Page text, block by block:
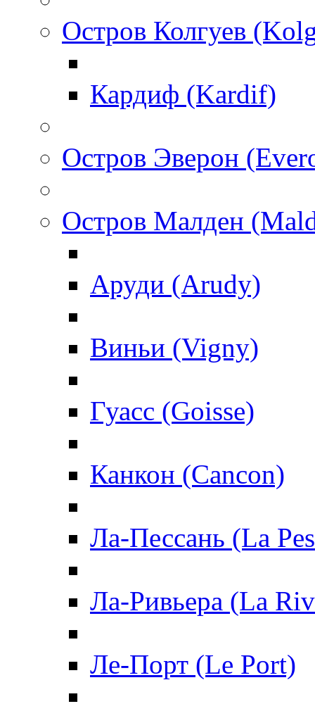
Остров Колгуев
Кардиф (Kardif)
Остров Эверон
Остров Малден
Аруди (Arudy)
Виньи (Vigny)
Гуасс (Goisse)
Канкон (Cancon)
Ла-Пессань (La
Ла-Ривьера (La
Ле-Порт (Le Port)